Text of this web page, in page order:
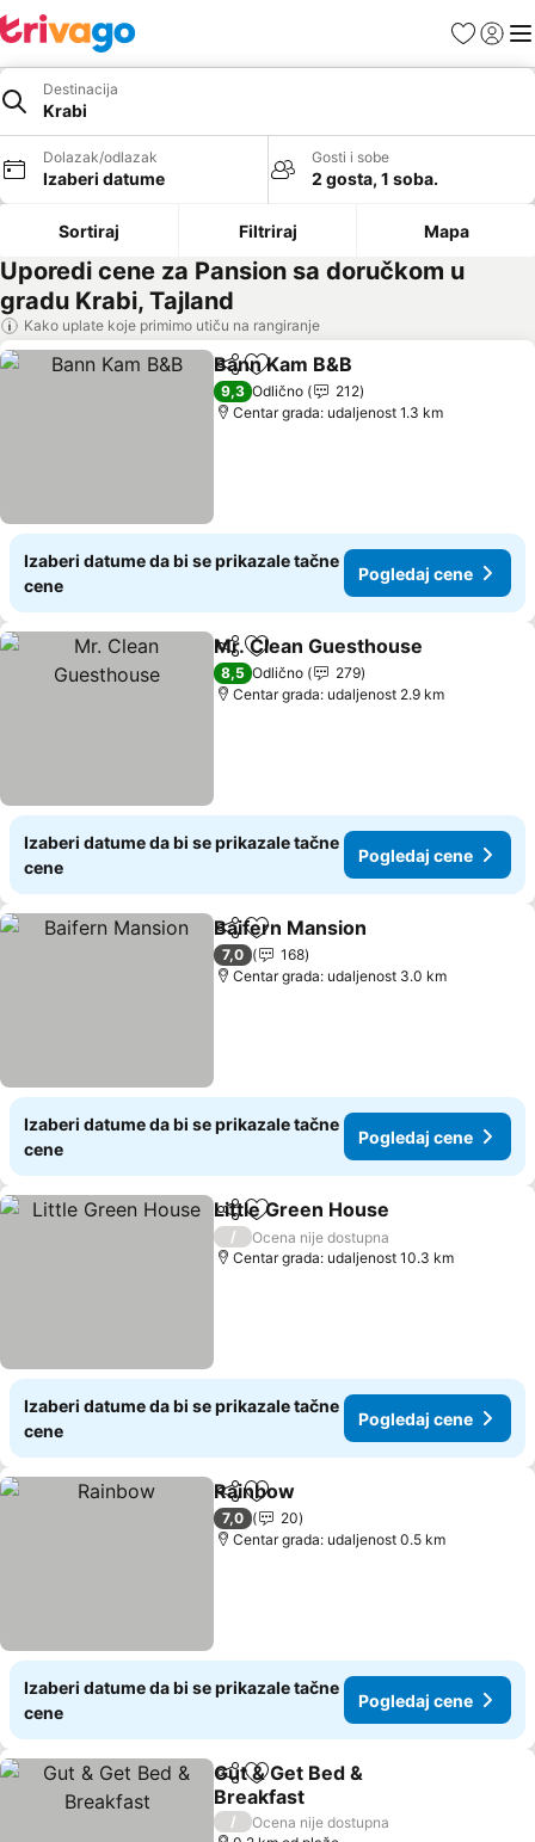
FavoritiPrijavi
Destinacija
Krabi
Dolazak/odlazak
Izaberi datume
Gosti i sobe
2 gosta, 1 soba.
Sortiraj Filtriraj Mapa
Uporedi cene za Pansion sa doručkom u
gradu Krabi, Tajland
Kako uplate koje primimo utiču na rangiranje
Deli Dodati u favorite
Bann Kam B&B
9,3 Odlično
212
Centar grada: udaljenost 1.3 km
Izaberi datume da bi se prikazale tačne
cene
Pogledaj cene
Deli Dodati u favorite
Mr. Clean Guesthouse
8,5 Odlično
279
Centar grada: udaljenost 2.9 km
Izaberi datume da bi se prikazale tačne
cene
Pogledaj cene
Deli Dodati u favorite
Baifern Mansion
7,0
168
Centar grada: udaljenost 3.0 km
Izaberi datume da bi se prikazale tačne
cene
Pogledaj cene
Deli Dodati u favorite
Little Green House
/
Ocena nije dostupna
Centar grada: udaljenost 10.3 km
Izaberi datume da bi se prikazale tačne
cene
Pogledaj cene
Deli Dodati u favorite
Rainbow
7,0
20
Centar grada: udaljenost 0.5 km
Izaberi datume da bi se prikazale tačne
cene
Pogledaj cene
Deli Dodati u favorite
Gut & Get Bed &
Breakfast
/
Ocena nije dostupna